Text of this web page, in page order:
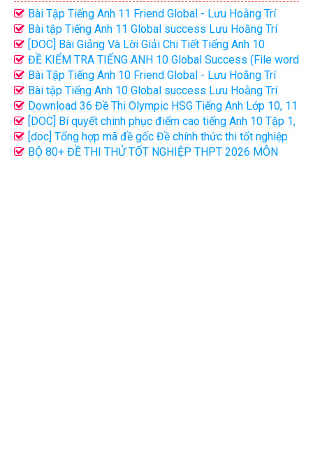
Bài Tập Tiếng Anh 11 Friend Global - Lưu Hoằng Trí
(File Word có đáp án)
Bài tập Tiếng Anh 11 Global success Lưu Hoằng Trí
(File word có đáp án)
[DOC] Bài Giảng Và Lời Giải Chi Tiết Tiếng Anh 10
FRIENDS GLOBAL
ĐỀ KIỂM TRA TIẾNG ANH 10 Global Success (File word
có đáp án)
Bài Tập Tiếng Anh 10 Friend Global - Lưu Hoằng Trí
(File Word có đáp án)
Bài tập Tiếng Anh 10 Global success Lưu Hoằng Trí
(File word có đáp án)
Download 36 Đề Thi Olympic HSG Tiếng Anh Lớp 10, 11
with Key[DOC] Bí quyết chinh phục điểm cao tiếng Anh 10 Tập 1,
2 (File word giải chi tiết)
[doc] Tổng hợp mã đề gốc Đề chính thức thi tốt nghiệp
THPT 2026 môn Tiếng Anh
BỘ 80+ ĐỀ THI THỬ TỐT NGHIỆP THPT 2026 MÔN